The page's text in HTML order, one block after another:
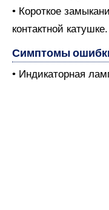
• Короткое
контактной катушке.
Симптомы
• Индикаторная